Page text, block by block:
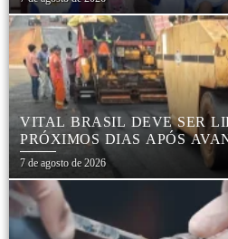
VITAL BRASIL DEVE SER
PRÓXIMOS DIAS APÓS
REGIÃO DA RODOVIÁRIA
7 de agosto de 2026